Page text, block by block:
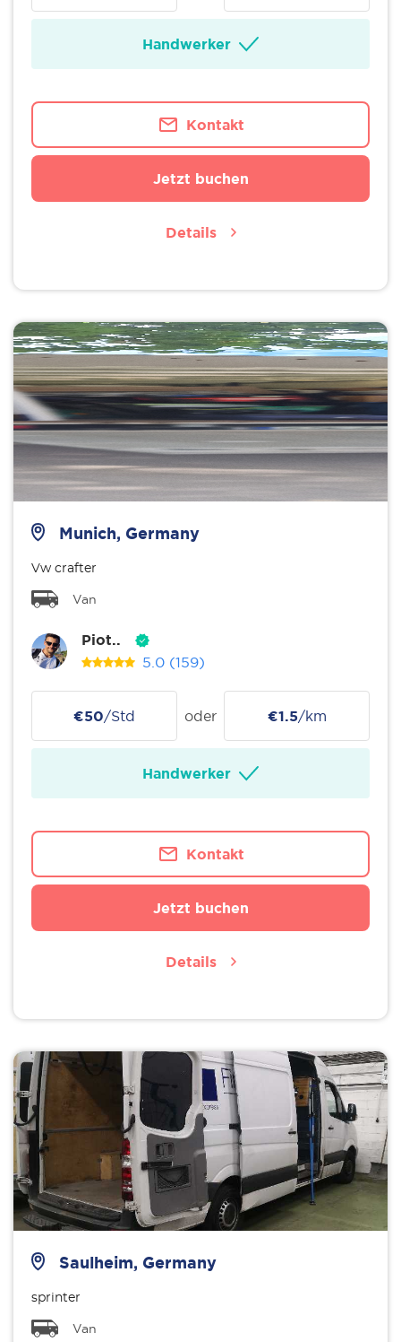
Handwerker
Kontakt
Jetzt buchen
Details
Munich, Germany
Vw crafter
Van
Piot..
5.0 (159)
€50/Std oder €1.5/km
Handwerker
Kontakt
Jetzt buchen
Details
Saulheim, Germany
sprinter
Van